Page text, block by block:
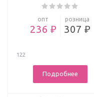
опт
236 ₽
розница
307 ₽
122
Подробнее